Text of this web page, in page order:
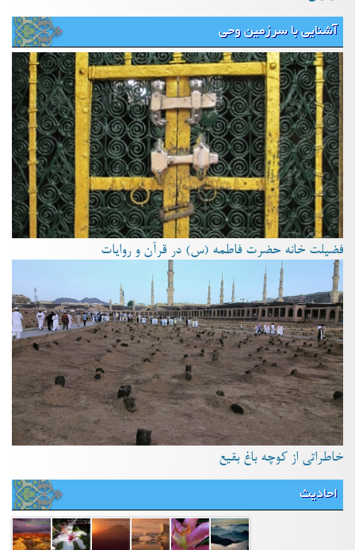
آشنایی با سرزمین وحی
فضیلت خانه حضرت فاطمه (س) در قرآن و روایات
خاطراتی از کوچه باغ بقیع
احادیث